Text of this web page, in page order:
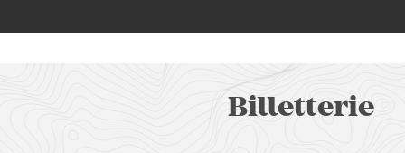
Billetterie